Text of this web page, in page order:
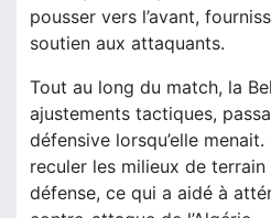
pousser vers l’avant,
soutien aux attaquants.
Tout au long du match, la
ajustements tactiques,
défensive lorsqu’elle
reculer les milieux de
défense, ce qui a aidé à